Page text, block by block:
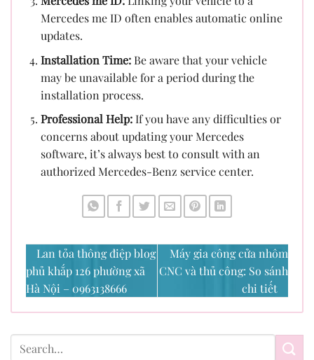
Mercedes me ID often enables automatic online
updates.
Installation Time:Be aware that your vehicle
may be unavailable for a period during the
installation process.
Professional Help:If you have any difficulties or
concerns about updating your Mercedes
software, it’s always best to consult with an
authorized Mercedes-Benz service center.
Lan tỏa thông điệp blog
phủ khắp 126 phường xã
Hà Nội – 0963138666
Máy gia công cửa nhôm
CNC và thủ công: So sánh
chi tiết